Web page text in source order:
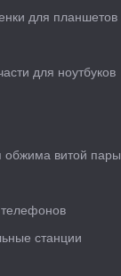
для планшетов
для ноутбуков
витой пары
станции